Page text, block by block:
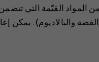
من المواد القيّمة التي
والبالاديوم). يمكن